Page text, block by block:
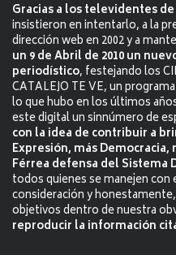
Gracias a los televidentes
insistieron en intentarlo, a la
dirección web en 2002 y a
un 9 de Abril de 2010 un
periodístico, festejando los
CATALEJO TE VE, un
lo que hubo en los últimos
este digital un sinnúmero de
con la idea de contribuir a
Expresión, más
Férrea defensa del Sistema
todos quienes se manejen
consideración y
objetivos dentro de nuestra
reproducir la información